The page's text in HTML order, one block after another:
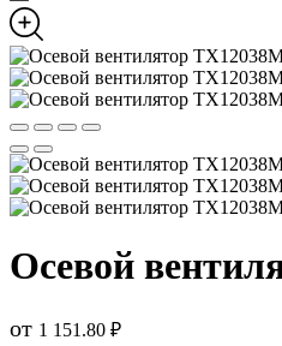
Осевой
от 1 151.80 ₽